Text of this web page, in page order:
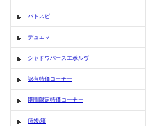
バトスピ
デュエマ
シャドウバースエボルヴ
訳有特価コーナー
期間限定特価コーナー
侍袋/箱